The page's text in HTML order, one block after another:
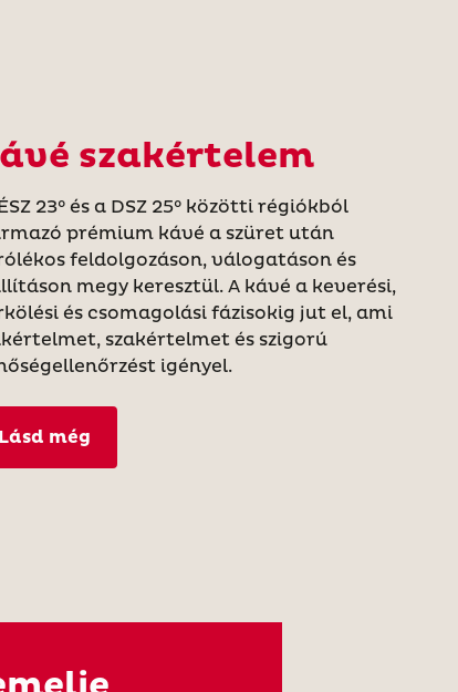
szakértelem
23° és a DSZ 25° közötti régiókból
prémium kávé a szüret után
feldolgozáson, válogatáson és
megy keresztül. A kávé a keverési,
és csomagolási fázisokig jut el, ami
szakértelmet és szigorú
igényel.
Lásd még